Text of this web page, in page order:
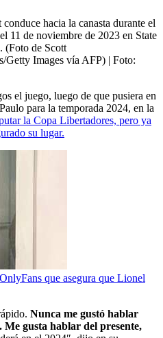
hacia la canasta durante el
11 de noviembre de 2023 en State
(Foto de Scott
Getty Images vía AFP) | Foto:
el juego, luego de que pusiera en
para la temporada 2024, en la
la Copa Libertadores, pero ya
su lugar.
que asegura que Lionel
Nunca me gustó hablar
Me gusta hablar del presente,